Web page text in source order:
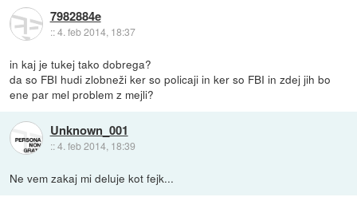
7982884e
::4. feb 2014, 18:37
in kaj je tukej tako dobrega?
da so FBI hudi zlobneži ker so policaji in ker so FBI in zdej jih bo
ene par mel problem z mejli?
Unknown_001
::4. feb 2014, 18:39
Ne vem zakaj mi deluje kot fejk...